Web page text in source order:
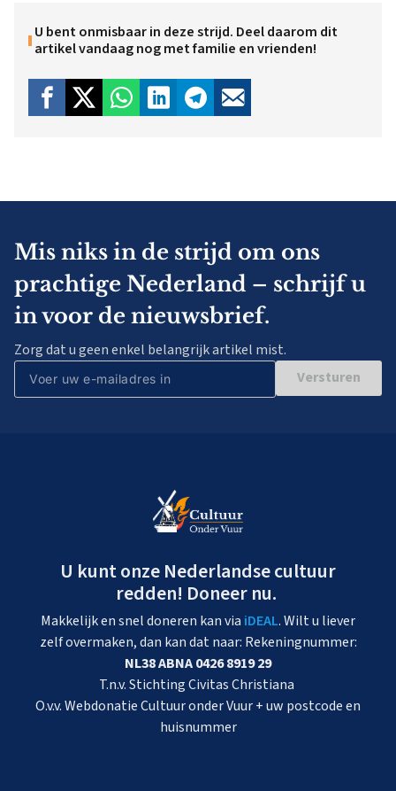
U bent onmisbaar in deze strijd. Deel daarom dit
artikel vandaag nog met familie en vrienden!
Mis niks in de strijd om ons
prachtige Nederland – schrijf u
in voor de nieuwsbrief.
Zorg dat u geen enkel belangrijk artikel mist.
Versturen
U kunt onze Nederlandse cultuur
redden! Doneer nu.
Makkelijk en snel doneren kan via iDEAL. Wilt u liever
zelf overmaken, dan kan dat naar: Rekeningnummer:
NL38 ABNA 0426 8919 29
T.n.v. Stichting Civitas Christiana
O.v.v. Webdonatie Cultuur onder Vuur + uw postcode en
huisnummer